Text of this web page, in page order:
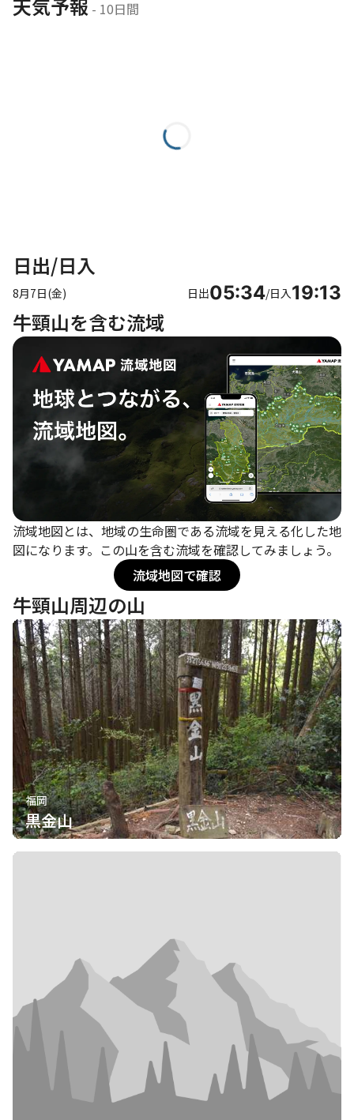
天気予報 - 10日間
日出/日入
8月7日(金) 日出05:34/日入19:13
牛頸山を含む流域
流域地図とは、地域の生命圏である流域を見える化した地
図になります。この山を含む流域を確認してみましょう。
流域地図で確認
牛頸山周辺の山
福岡
黒金山